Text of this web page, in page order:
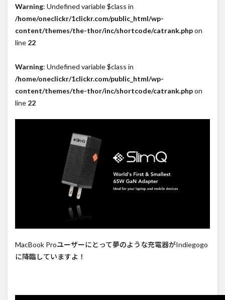
Warning: Undefined variable $class in
/home/oneclickr/1clickr.com/public_html/wp-
content/themes/the-thor/inc/shortcode/catrank.phpon
line 22
Warning: Undefined variable $class in
/home/oneclickr/1clickr.com/public_html/wp-
content/themes/the-thor/inc/shortcode/catrank.phpon
line 22
MacBook Proユーザーにとって夢のような充電器がIndiegogo
に降臨していますよ！